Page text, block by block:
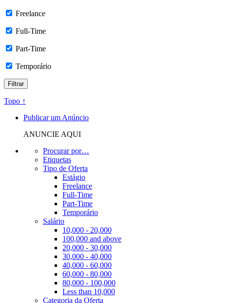
Freelance
Full-Time
Part-Time
Temporário
Topo ↑
Publicar um Anúncio
ANUNCIE AQUI
Procurar por…
Etiquetas
Tipo de Oferta
Estágio
Freelance
Full-Time
Part-Time
Temporário
Salário
10,000 - 20,000
100,000 and above
20,000 - 30,000
30,000 - 40,000
40,000 - 60,000
60,000 - 80,000
80,000 - 100,000
Less than 10,000
Categoria da Oferta